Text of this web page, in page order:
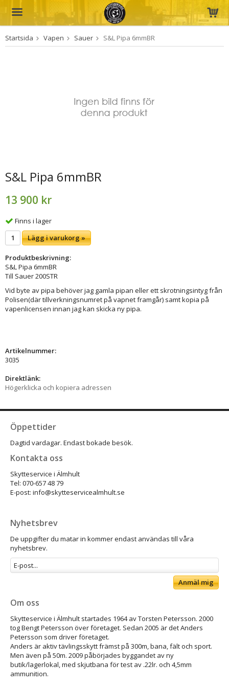
Produkten har blivit tillagd i varukorgen
Startsida Vapen Sauer S&L Pipa 6mmBR
S&L Pipa 6mmBR
13 900 kr
Finns i lager
Lägg i varukorg »
Produktbeskrivning:
S&L Pipa 6mmBR
Till Sauer 200STR
Vid byte av pipa behöver jag gamla pipan eller ett skrotningsintyg från
Polisen(där tillverkningsnumret på vapnet framgår) samt kopia på
vapenlicensen innan jag kan skicka ny pipa.
Artikelnummer:
3035
Direktlänk:
Högerklicka och kopiera adressen
Öppettider
Dagtid vardagar. Endast bokade besök.
Kontakta oss
Skytteservice i Älmhult
Tel: 070-657 48 79
E-post: info@skytteservicealmhult.se
Nyhetsbrev
De uppgifter du matar in kommer endast användas till våra
nyhetsbrev.
Anmäl mig
Om oss
Skytteservice i Älmhult startades 1964 av Torsten Petersson. 2000
tog Bengt Petersson över företaget. Sedan 2005 är det Anders
Petersson som driver företaget.
Anders är aktiv tävlingsskytt främst på 300m, bana, fält och sport.
Men även på 50m. 2009 påbörjades byggandet av ny
butik/lagerlokal, med skjutbana för test av .22lr. och 4,5mm
ammunition.